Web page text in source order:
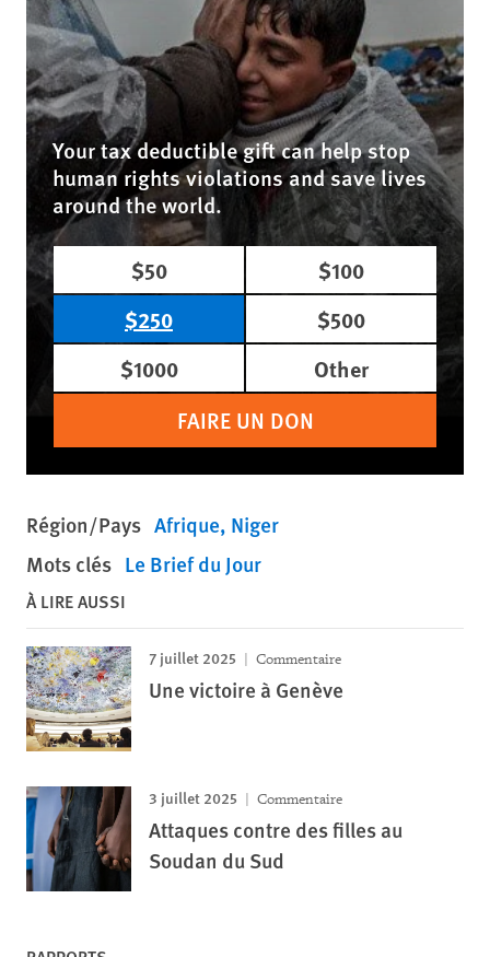
Your tax deductible gift can help stop
human rights violations and save lives
around the world.
$50
$100
$250
$500
$1000
Other
FAIRE UN DON
Région/Pays Afrique Niger
Mots clés Le Brief du Jour
À LIRE AUSSI
7 juillet 2025 Commentaire
Une victoire à Genève
3 juillet 2025 Commentaire
Attaques contre des filles au
Soudan du Sud